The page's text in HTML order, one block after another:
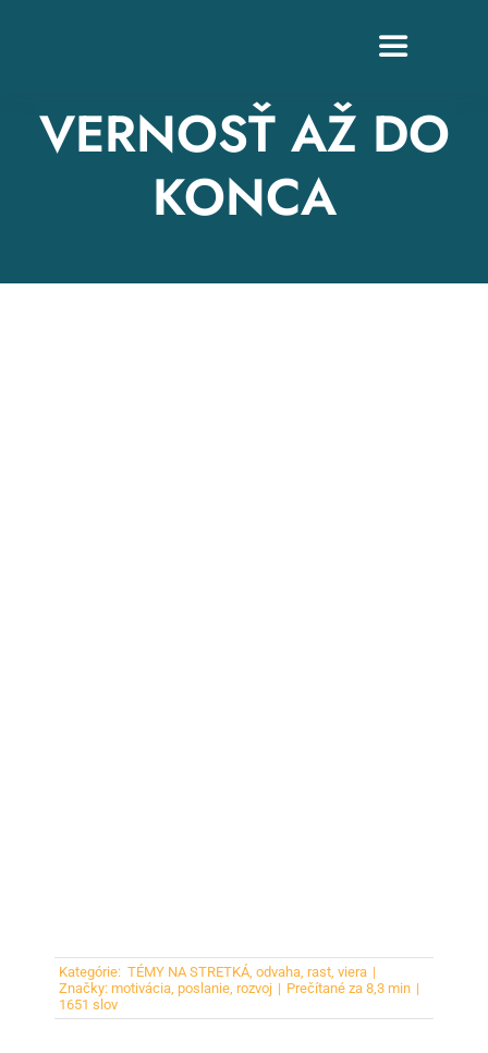
Toggle
VERNOSŤ AŽ DO
KONCA
Kategórie: TÉMY NA STRETKÁ,odvaha, rast,viera |
Značky:motivácia, poslanie, rozvoj | Prečítané za 8,3 min |
1651 slov